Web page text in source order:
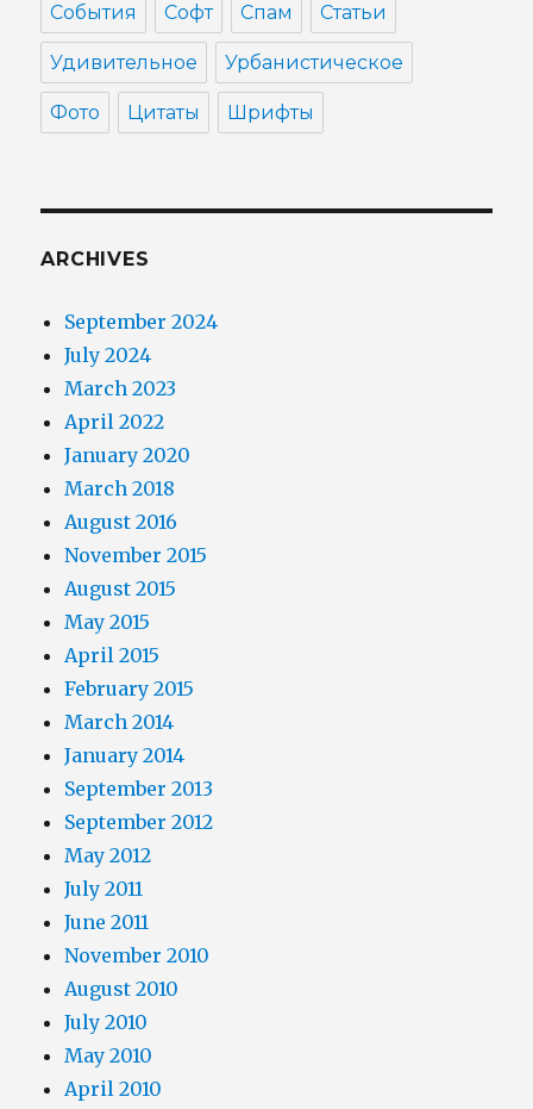
События Софт Спам Статьи
Удивительное Урбанистическое
Фото Цитаты Шрифты
ARCHIVES
September 2024
July 2024
March 2023
April 2022
January 2020
March 2018
August 2016
November 2015
August 2015
May 2015
April 2015
February 2015
March 2014
January 2014
September 2013
September 2012
May 2012
July 2011
June 2011
November 2010
August 2010
July 2010
May 2010
April 2010